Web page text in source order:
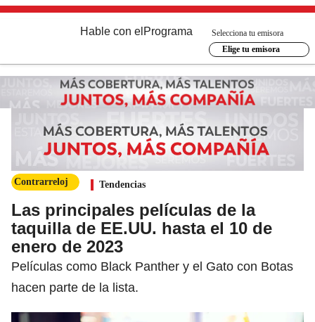
Hable con el Programa
Selecciona tu emisora
Elige tu emisora
Contrarreloj Tendencias
Las principales películas de la
taquilla de EE.UU. hasta el 10 de
enero de 2023
Películas como Black Panther y el Gato con Botas
hacen parte de la lista.